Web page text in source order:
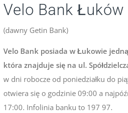
Velo Bank Łuków
(dawny Getin Bank)
Velo Bank posiada w Łukowie
która znajduje się na ul.
w dni robocze od poniedziałku do
otwiera się o godzinie 09:00 a
17:00. Infolinia banku to 197 97.